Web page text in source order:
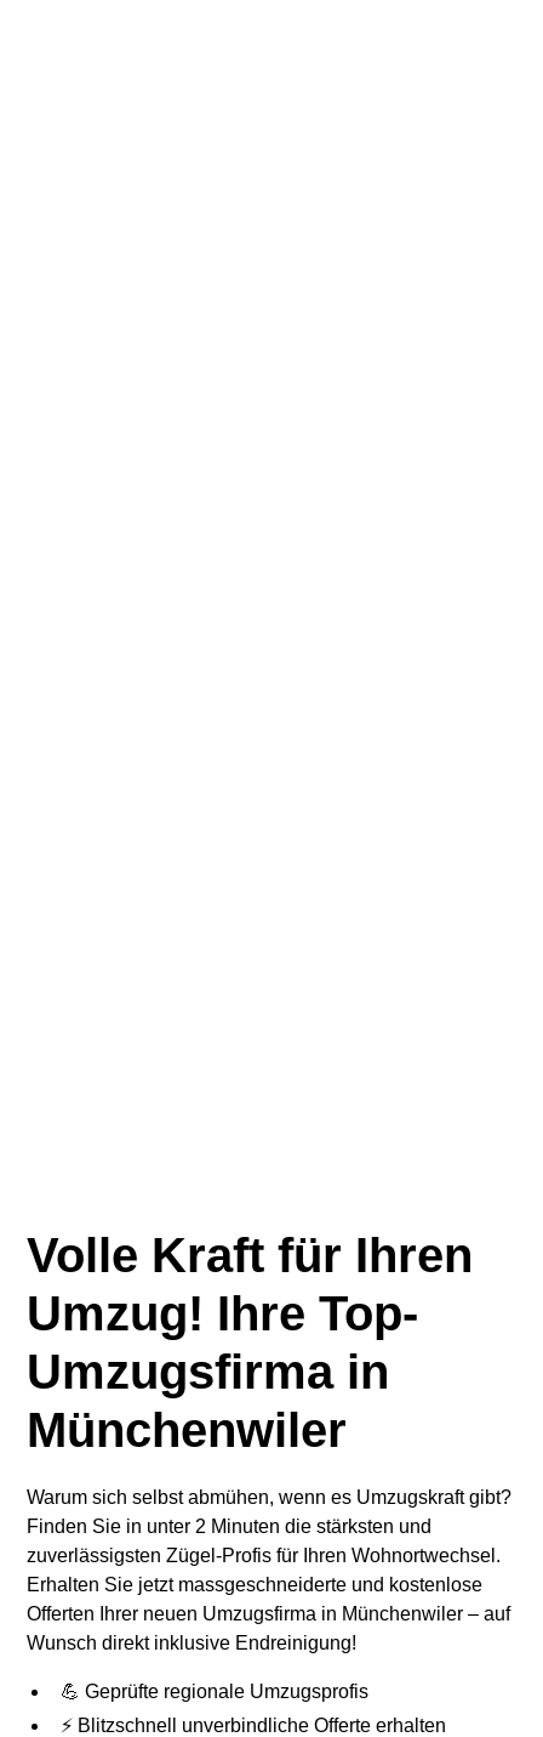
Volle Kraft für Ihren
Umzug! Ihre Top-
Umzugsfirma in
Münchenwiler
Warum sich selbst abmühen, wenn es Umzugskraft gibt?
Finden Sie in unter 2 Minuten die stärksten und
zuverlässigsten Zügel-Profis für Ihren Wohnortwechsel.
Erhalten Sie jetzt massgeschneiderte und kostenlose
Offerten Ihrer neuen Umzugsfirma in Münchenwiler – auf
Wunsch direkt inklusive Endreinigung!
💪 Geprüfte regionale Umzugsprofis
⚡ Blitzschnell unverbindliche Offerte erhalten